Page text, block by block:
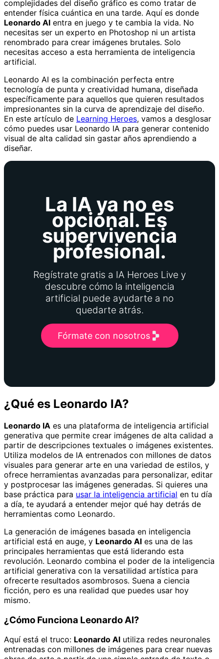
complejidades del diseño gráfico es como tratar de
entender física cuántica en una tarde. Aquí es donde
Leonardo AI entra en juego y te cambia la vida. No
necesitas ser un experto en Photoshop ni un artista
renombrado para crear imágenes brutales. Solo
necesitas acceso a esta herramienta de inteligencia
artificial.
Leonardo AI es la combinación perfecta entre
tecnología de punta y creatividad humana, diseñada
específicamente para aquellos que quieren resultados
impresionantes sin la curva de aprendizaje del diseño.
En este artículo de Learning Heroes, vamos a desglosar
cómo puedes usar Leonardo IA para generar contenido
visual de alta calidad sin gastar años aprendiendo a
diseñar.
La IA ya no es
opcional. Es
supervivencia
profesional.
Regístrate gratis a IA Heroes Live y
descubre cómo la inteligencia
artificial puede ayudarte a no
quedarte atrás.
Fórmate con nosotros
¿Qué es Leonardo IA?
Leonardo IA es una plataforma de inteligencia artificial
generativa que permite crear imágenes de alta calidad a
partir de descripciones textuales o imágenes existentes.
Utiliza modelos de IA entrenados con millones de datos
visuales para generar arte en una variedad de estilos, y
ofrece herramientas avanzadas para personalizar, editar
y postprocesar las imágenes generadas. Si quieres una
base práctica para usar la inteligencia artificial en tu día
a día, te ayudará a entender mejor qué hay detrás de
herramientas como Leonardo.
La generación de imágenes basada en inteligencia
artificial está en auge, y Leonardo AI es una de las
principales herramientas que está liderando esta
revolución. Leonardo combina el poder de la inteligencia
artificial generativa con la versatilidad artística para
ofrecerte resultados asombrosos. Suena a ciencia
ficción, pero es una realidad que puedes usar hoy
mismo.
¿Cómo Funciona Leonardo AI?
Aquí está el truco: Leonardo AI utiliza redes neuronales
entrenadas con millones de imágenes para crear nuevas